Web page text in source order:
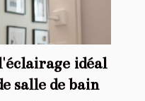
idéal
salle de bain